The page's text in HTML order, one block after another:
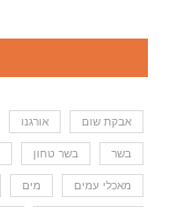
אבקת שום אורגנו
בשר בשר טחון
מאכלי עמים מים